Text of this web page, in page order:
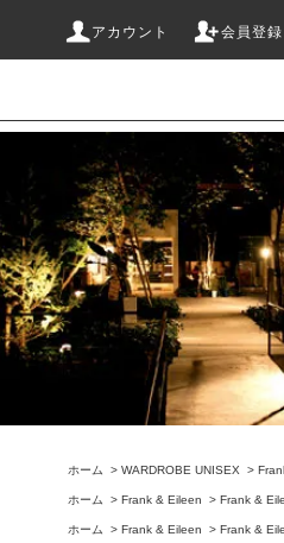
アカウント 会員登録
ホーム > WARDROBE UNISEX >
ホーム > Frank & Eileen > Frank &
ホーム > Frank & Eileen > Frank &